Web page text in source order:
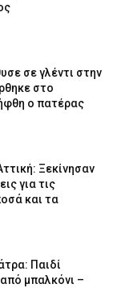
σε γλέντι στην
στο
ο πατέρας
Ξεκίνησαν
για τις
και τα
Παιδί
μπαλκόνι –